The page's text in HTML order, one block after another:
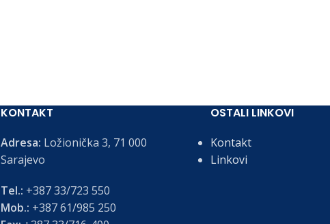
KONTAKT
Adresa: Ložionička 3, 71 000
Sarajevo
Tel.: +387 33/723 550
Mob.: +387 61/985 250
OSTALI LINKOVI
Kontakt
Linkovi